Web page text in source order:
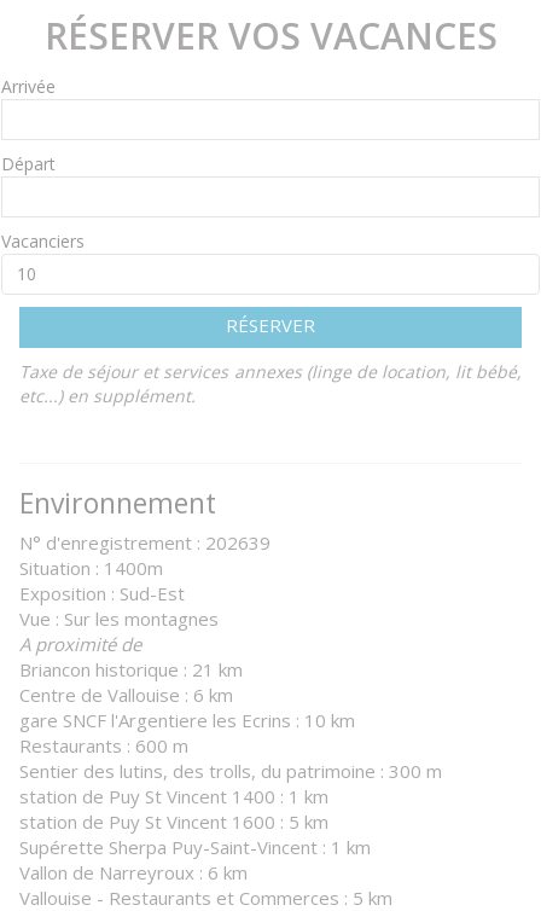
RÉSERVER VOS VACANCES
Arrivée
Départ
Vacanciers
RÉSERVER
Taxe de séjour et services annexes (linge de location, lit bébé,
etc...) en supplément.
Environnement
N° d'enregistrement : 202639
Situation : 1400m
Exposition : Sud-Est
Vue : Sur les montagnes
A proximité de
Briancon historique : 21 km
Centre de Vallouise : 6 km
gare SNCF l'Argentiere les Ecrins : 10 km
Restaurants : 600 m
Sentier des lutins, des trolls, du patrimoine : 300 m
station de Puy St Vincent 1400 : 1 km
station de Puy St Vincent 1600 : 5 km
Supérette Sherpa Puy-Saint-Vincent : 1 km
Vallon de Narreyroux : 6 km
Vallouise - Restaurants et Commerces : 5 km